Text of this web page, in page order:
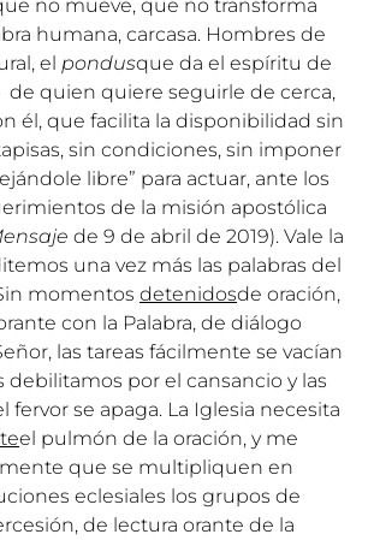
no mueve, que no transforma
humana, carcasa. Hombres de
el pondusque da el espíritu de
de quien quiere seguirle de cerca,
él, que facilita la disponibilidad sin
sin condiciones, sin imponer
libre” para actuar, ante los
de la misión apostólica
de 9 de abril de 2019). Vale la
una vez más las palabras del
momentos detenidosde oración,
con la Palabra, de diálogo
las tareas fácilmente se vacían
debilitamos por el cansancio y las
fervor se apaga. La Iglesia necesita
el pulmón de la oración, y me
que se multipliquen en
eclesiales los grupos de
de lectura orante de la